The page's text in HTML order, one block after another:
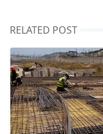
RELATED POST